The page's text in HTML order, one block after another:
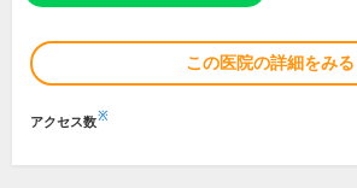
この医院の詳細をみる
アクセス数※